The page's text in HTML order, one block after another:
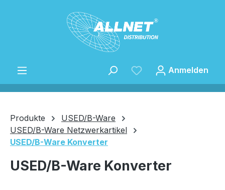
Zum Hauptinhalt springen
Anmelden
Produkte
USED/B-Ware
USED/B-Ware Netzwerkartikel
USED/B-Ware Konverter
USED/B-Ware Konverter